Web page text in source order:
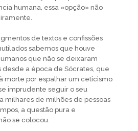
humana, essa «opção» não
de textos e confissões
sabemos que houve
que não se deixaram
desde a época de Sócrates, que
morte por espalhar um ceticismo
imprudente seguir o seu
milhares de milhões de pessoas
a questão pura e
se colocou.